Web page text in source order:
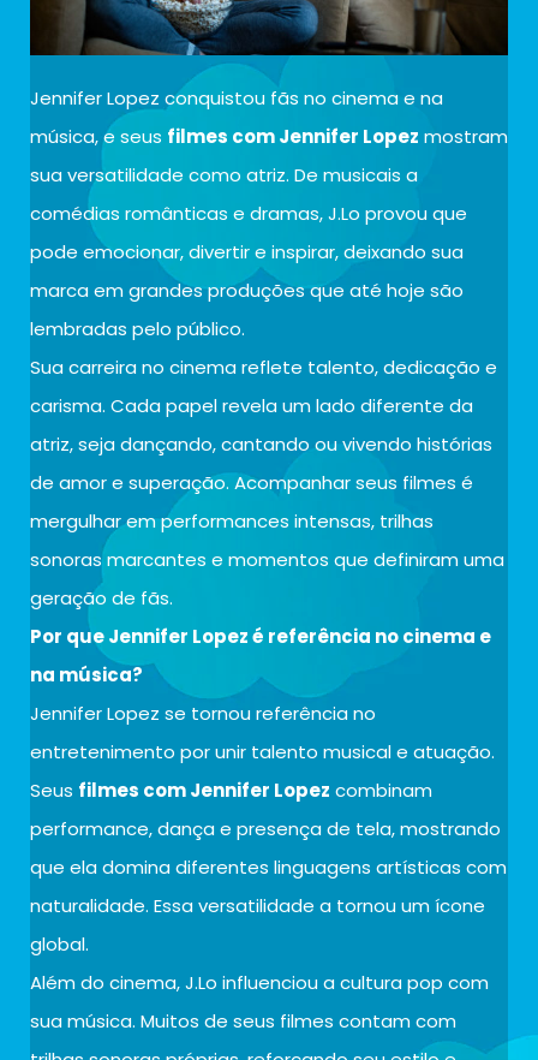
Jennifer Lopez conquistou fãs no cinema e na
música, e seus filmes com Jennifer Lopez mostram
sua versatilidade como atriz. De musicais a
comédias românticas e dramas, J.Lo provou que
pode emocionar, divertir e inspirar, deixando sua
marca em grandes produções que até hoje são
lembradas pelo público.
Sua carreira no cinema reflete talento, dedicação e
carisma. Cada papel revela um lado diferente da
atriz, seja dançando, cantando ou vivendo histórias
de amor e superação. Acompanhar seus filmes é
mergulhar em performances intensas, trilhas
sonoras marcantes e momentos que definiram uma
geração de fãs.
Por que Jennifer Lopez é referência no cinema e
na música?
Jennifer Lopez se tornou referência no
entretenimento por unir talento musical e atuação.
Seus filmes com Jennifer Lopez combinam
performance, dança e presença de tela, mostrando
que ela domina diferentes linguagens artísticas com
naturalidade. Essa versatilidade a tornou um ícone
global.
Além do cinema, J.Lo influenciou a cultura pop com
sua música. Muitos de seus filmes contam com